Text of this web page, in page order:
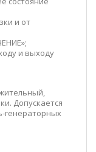
и от
и выходу
Допускается
генераторных